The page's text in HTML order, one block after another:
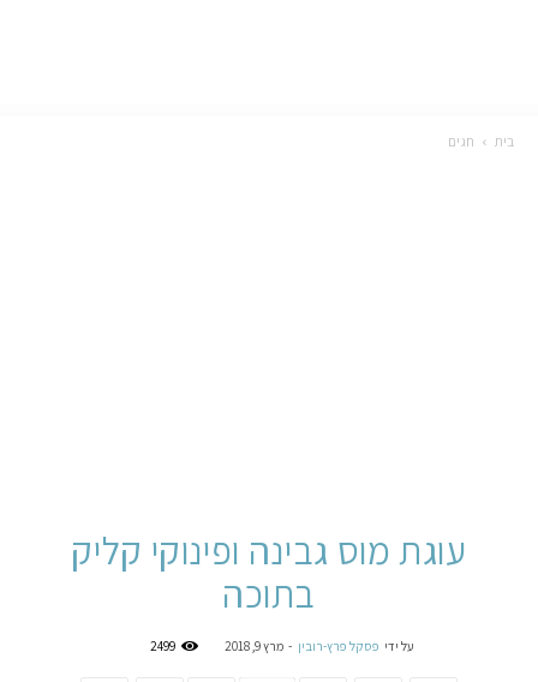
בית חגים
עוגת מוס גבינה ופינוקי קליק
בתוכה
על ידי פסקל פרץ-רובין - מרץ 9, 2018 2499